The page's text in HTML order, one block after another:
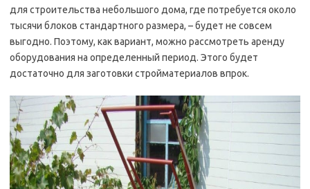
для строительства небольшого дома, где потребуется около
тысячи блоков стандартного размера, – будет не совсем
выгодно. Поэтому, как вариант, можно рассмотреть аренду
оборудования на определенный период. Этого будет
достаточно для заготовки стройматериалов впрок.